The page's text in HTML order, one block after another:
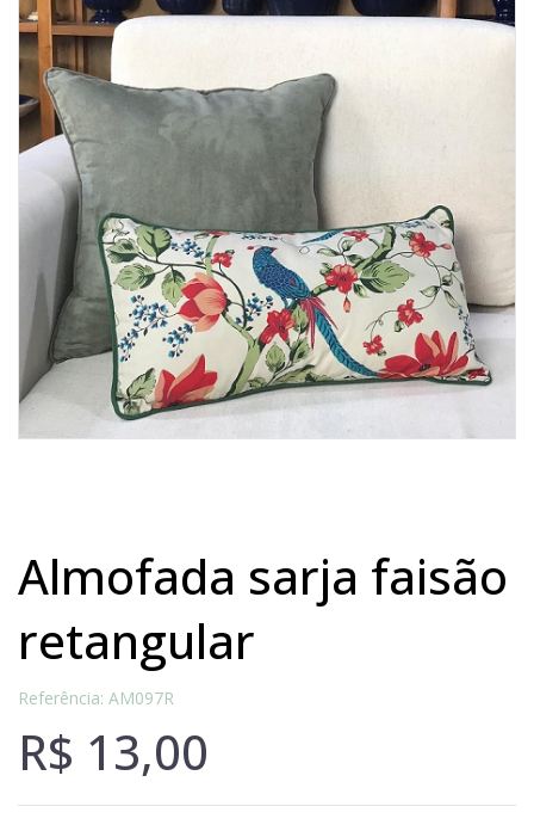
Lost Password
Cadastrar Conta
almofada sarja faisão
retangular
Referência: AM097R
R$ 13,00